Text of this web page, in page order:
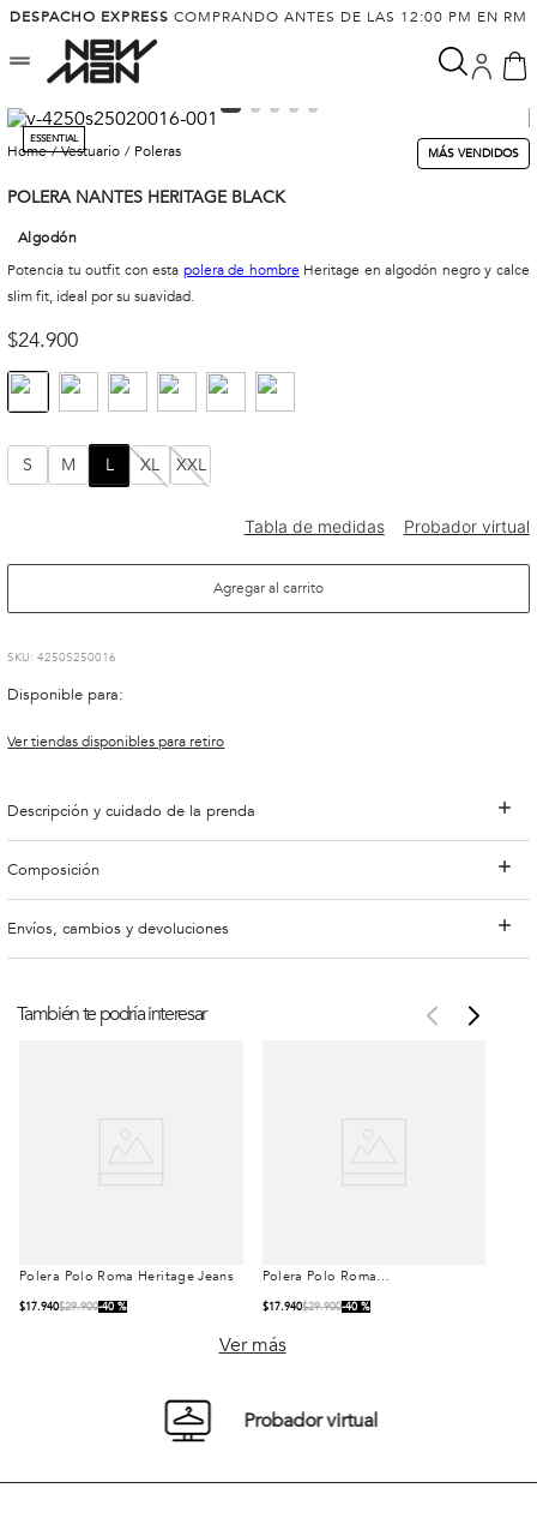
DESPACHO EXPRESS COMPRANDO ANTES DE LAS 12:00 PM EN RM
ESSENTIAL
vestuario poleras MÁS VENDIDOS
POLERA NANTES HERITAGE BLACK
Algodón
Potencia tu outfit con esta polera de hombre Heritage en algodón negro y calce
slim fit, ideal por su suavidad.
$24.900
S M L XL XXL
Agregar al carrito
:4250S250016
Disponible para:
Ver tiendas disponibles para retiro
Descripción y cuidado de la prenda
Composición
Envíos, cambios y devoluciones
También te podría interesar
Polera Polo Roma
$17.940$29.900 40 %
Talla
Polera Polo Roma
$17.940$29.900 40 %
Talla
Ver más
Probador virtual